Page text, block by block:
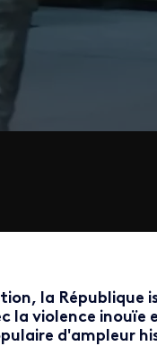
la République
la violence inouïe
d'ampleur